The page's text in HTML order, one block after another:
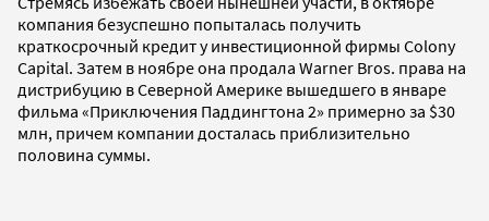
компания безуспешно попыталась получить
краткосрочный кредит у инвестиционной фирмы Colony
Capital. Затем в ноябре она продала Warner Bros. права на
дистрибуцию в Северной Америке вышедшего в январе
фильма «Приключения Паддингтона 2» примерно за $30
млн, причем компании досталась приблизительно
половина суммы.